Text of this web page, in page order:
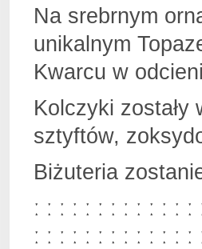
Na srebrnym
unikalnym
Kwarcu w
Kolczyki
sztyftów,
Biżuteria
ː ː ː ː ː ː ː ː ː ː ː ː
ː ː ː ː ː ː ː ː ː ː ː ː